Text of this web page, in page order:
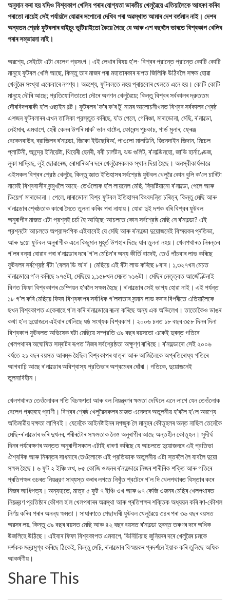
অনুমান কৰা হয় যদিও বিশ্বকাপ খেলিব পৰাৰ যোগ্যতা ভাৰতীয় খেলুৱৈয়ে এতিয়ালৈকে আহৰণ কৰিব
পৰাতো নায়েই সেই পৰ্যায়লৈ যোৱাৰ সপোনো দেখিব পৰা অৱস্থাত আমাৰ দেশ বর্তমান নাই। দেশৰ
অন্যতম শ্রেষ্ঠ ফুটবলাৰ বাইচুং ভূটিয়াইতো কৈয়ে গৈছে যে আৰু এশ বছৰলৈ ভাৰতে বিশ্বকাপ খেলিব
পৰাৰ সম্ভাৱনা নাই।
অৱশ্যে, সেইটো এটা বেলেগ প্রসংগ। এই লেখাৰ বিষয় হ'ল- বিশ্বৰ প্রান্তে প্রান্তে কোটি কোটি
মানুহে ফুটবল খেলি আছে, কিন্তু তাৰ মাজৰ পৰা মহাতাৰকাৰ ৰূপত জিলিকি উঠিবলৈ সক্ষম হোৱা
খেলুৱৈৰ সংখ্যা একেবাৰে নগণ্য। অৱশ্যে, ফুটবলতে নহয় প্ৰায়বোৰ খেলতে এনে হয়। কোটি কোটি
মানুহে দৌৰি আছে; প্রতিযোগিতাতো দৌৰে অগণন খেলুৱৈয়ে; কিন্তু বিশ্বৰ সৰ্বকালৰ দ্রুততম
দৌৰবিদগৰাকী হ'ল ওছাইন বল্ট। ফুটবলৰ 'ফ'ৰ ফ'ৰ টু' নামৰ আলোচনীখনত বিশ্বৰ সর্বকালৰ শ্ৰেষ্ঠ
এশজন ফুটবলাৰৰ এখন তালিকা প্রস্তুত কৰিছে, য'ত পেলে, গেৰিঞ্চা, মাৰাডোনা, মেছি, ৰ'নাল্ডো,
নেইমাৰ, এমবাপে, হেৰী কেনৰ উপৰি মাৰ্ক' ভান বাষ্টেন, ফোৰেন্স পুচকাচ, গার্ড মুলাৰ, ফ্ৰেঞ্জ
বেকেনবাউৰ, ব্রাজিলৰ ৰ'নাল্ডো, জিকো ইউছেবিঅ', পাওলো মালডিনি, জিনেদাইন জিদান, মিচেল
প্লাটিনী, আন্দ্রে ইনিয়েষ্টা, থিয়েৰী হেনৰী, ববী চার্লটন, ঝড গুলিট, ৰ'নাল্ডিনহো, জাভি হার্নাণ্ডেজ,
লুকা মাদ্রিছ, লুই ছোৱাৰেজ, ৰোমাৰিঅ'ৰ দৰে খেলুৱৈসকলক স্থান দিয়া হৈছে। অনস্বীকার্যভাৱে
এইসকল বিশ্বৰ শ্রেষ্ঠ খেলুৱৈ, কিন্তু জ্ঞাত ইতিহাসৰ সৰ্বশ্রেষ্ঠ ফুটবল খেলুৱৈ কোন বুলি ক'লে চাৰিটা
নামেই বিশ্ববাসীৰ সন্মুখলৈ আহে- তেওঁলোক হ'ল লায়নেল মেছি, ক্রিষ্টিয়ানো ৰ'নাল্ডো, পেলে আৰু
ডিয়েগ' মাৰাডোনা। পেলে, মাৰাডোনা বিশ্ব ফুটবল ইতিহাসৰ কিংবদন্তি চৰিত্ৰ, কিন্তু মেছি আৰু
ৰ'নাল্ডোৰ শ্ৰেষ্ঠতাক কাৰো সৈতে তুলনা কৰিব পৰা নাযায়। যোৱা দুই দশক ধৰি বিশ্বৰ ফুটবল
অনুৰাগীৰ মাজত এটা প্রশ্নই চৰ্চা হৈ আহিছে-আচলতে কোন সর্বশ্রেষ্ঠ মেছি নে ৰ'নাল্ডো? এই
প্রশ্নটো আচলতে অপ্রাসংগিক এইবাবেই যে মেছি আৰু ৰ'নাল্ডো দুয়োজনেই বিস্ময়কৰ প্ৰতিভা,
আৰু দুয়ো ফুটবল অনুৰাগীক এনে কিছুমান মুহূর্ত উপহাৰ দিছে যাৰ তুলনা নহয়। খেলপথাৰত নিৰন্তৰ
গ'লৰ বন্যা বোৱাব পৰা ৰ'নাল্ডোৰ দৰে 'গ'ল মেচিন'ৰ অন্য কীর্তি বাদেই, তেওঁ পাঁচবাৰ লাভ কৰিছে
ফুটবলৰ সৰ্বশ্রেষ্ঠ বঁটা 'বেলন ডি অ'ৰ'। মেছিয়ে এই বঁটা লাভ কৰিছে ৮বাৰ। ১,৩২৭খন মেচত
ৰ'নাল্ডোৱে গ'ল কৰিছে ৯৭৫টা, মেছিয়ে ১,১৫৮খন মেচত ৯১৬টা। মেছিৰ নেতৃত্বত আর্জেণ্টিনাই
বিগত ফিফা বিশ্বকাপৰ চেম্পিয়ন হ'বলৈ সক্ষম হৈছে। ৰ'নাল্ডোৰ সেই ভাগ্য হোৱা নাই। এই পর্যন্ত
১৮ গ'ল কৰি মেছিয়ে ফিফা বিশ্বকাপৰ সৰ্বাধিক গ'লদাতাৰ সন্মান লাভ কৰাৰ বিপৰীতে এতিয়ালৈকে
ছখন বিশ্বকাপত একেৰাহে গ'ল কৰি ৰ'নাল্ডোৱে ৰচনা কৰিছে অন্য এক অভিলেখ। তাতোকৈও ডাঙৰ
কথা হ'ল দুয়োজনে এইবাৰ খেলিছে ষষ্ঠ সংখ্যক বিশ্বকাপ। ২০০৬ চনত ১৮ বছৰ ৩৫৮ দিনৰ দিনা
বিশ্বকাপ ফুটবলত অভিষেক ঘটা মেছিয়ে সম্প্রতি ৩৯ বছৰ বয়সতো একেই দুৰন্ত গতিৰে
খেলপথাৰৰ অঘোষিত সম্ৰাটৰ ৰূপত নিজৰ সৰ্বশ্রেষ্ঠতা অক্ষুণ্ণ ৰাখিছে। ৰ'নাল্ডোৰো সেই ২০০৬
বর্ষতে ২১ বছৰ বয়সত আৰম্ভ হৈছিল বিশ্বকাপৰ যাত্ৰা আৰু আজিলৈকে অপ্ৰতিৰোধ্য গতিৰে
আগবাঢ়ি আছে ৰ'নাল্ডোৰ অবিশ্বাস্য প্রতিভাৰ অশ্বমেধৰ ঘোঁৰা। গতিকে, দুয়োজনেই
তুলনাবিহীন।
খেলপথাৰত তেওঁলোকৰ গতি বিচক্ষণতা আৰু বল নিয়ন্ত্ৰণৰ ক্ষমতা দেখিলে এনে লাগে যেন তেওঁলোক
বেলেগ গ্ৰহৰহে প্রাণী। বিশ্বৰ শ্ৰেষ্ঠ খেলুৱৈসকলৰ মাজত এনেদৰে অতুলনীয় হ'বলৈ হ'লে অৱশ্যে
অতিমাৱীয় দক্ষতা লাগিবই। যেনেকৈ আইনষ্টাইনৰ মগজুক লৈ মানুহৰ কৌতূহলৰ অন্ত নাছিল তেনেকৈ
মেছি-ৰ'নাল্ডোৰ ভৰি দুখনৰ, শৰীৰটোৰ সক্ষমতাক লৈও অনুৰাগীৰ আছে অন্তহীন কৌতূহল। সুদীর্ঘ
দিনৰ পৰ্যবেক্ষণৰ অন্তত অনুৰাগীসকলে এটাই ধাৰণা কৰিছে যে আচলতে দুয়োজনৰে এই প্রতিভা
ঐশ্বৰিক আৰু নিৰন্তৰ সাধনাৰে তেওঁলোকে এই প্রতিভাক অতুলনীয় এটা স্তৰলৈ লৈ যাবলৈ দুয়ো
সক্ষম হৈছে। ৬ ফুট ২ ইঞ্চি ওখ, ৮৫ কোজি ওজনৰ ৰ'নাল্ডোৱে নিজৰ শাৰীৰিক শক্তি আৰু গতিৰে
প্ৰতিপক্ষৰ ওচৰত নিয়ন্ত্রণ সাব্যস্ত কৰাৰ লগতে নিখুঁত শ্বটেৰে গ'ল দি খেলপথাৰত বিস্তাৰ কৰে
নিজৰ আধিপত্য। অন্যহাতে, মাত্র ৫ ফুট ৭ ইঞ্চি ওখ আৰু ৬৭ কেজি ওজনৰ মেছিৰ খেলপথাৰত
নিয়ন্ত্রণ প্রতিষ্ঠাৰ কৌশল হ'ল খেলপথাৰৰ অৱস্থা আৰু প্ৰতিপক্ষৰ শক্তিক অধ্যয়ন কৰি ৰণ-কৌশল
নিৰ্ণয় কৰিব পৰাৰ অনন্য ক্ষমতা। সাধাৰণতে পেছাদাৰী ফুটবল খেলুৱৈয়ে ৩৪ৰ পৰা ৩৬ বছৰ বয়সত
অৱসৰ লয়, কিন্তু ৩৯ বছৰ বয়সত মেছি আৰু ৪২ বছৰ বয়সত ৰ'নাল্ডো দুৰন্ত তৰুণৰ দৰে অধিক
উজলিহে উঠিছে। এইবাৰ ফিফা বিশ্বকাপত এমবাপে, ভিনিচিয়াছ জুনিয়ৰৰ দৰে খেলুৱৈৰ চমকে
দর্শকক মন্ত্রমুগ্ধ কৰিছে ঠিকেই, কিন্তু মেচি, ৰ'নাল্ডোৰ বিস্ময়কৰ প্ৰদৰ্শনে ইয়াক কৰি তুলিছে অধিক
আকর্ষণীয়।
Share This